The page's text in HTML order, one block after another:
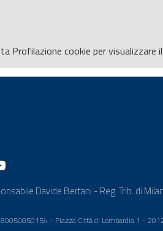
Profilazione cookie per visualizzare
Davide Bertani - Reg. Trib. di
- Piazza Città di Lombardia 1 -